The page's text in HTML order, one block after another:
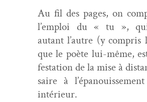
Au fil des pages, on
l’emploi du « tu »,
autant l’autre (y com­pris
que le poète lui-même,
fes­ta­tion de la mise à
saire à
intérieur.